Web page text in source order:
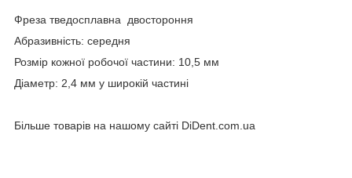
Фреза тведосплавна двостороння
Абразивність: середня
Розмір кожної робочої частини: 10,5 мм
Діаметр: 2,4 мм у широкій частині
Більше товарів на нашому сайті DiDent.com.ua